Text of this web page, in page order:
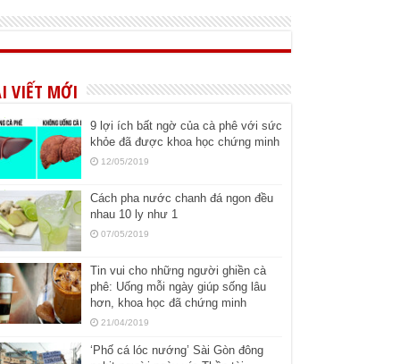
VIẾT MỚI
9 lợi ích bất ngờ của cà phê với sức
khỏe đã được khoa học chứng minh
12/05/2019
Cách pha nước chanh đá ngon đều
nhau 10 ly như 1
07/05/2019
Tin vui cho những người ghiền cà
phê: Uống mỗi ngày giúp sống lâu
hơn, khoa học đã chứng minh
21/04/2019
‘Phố cá lóc nướng’ Sài Gòn đông